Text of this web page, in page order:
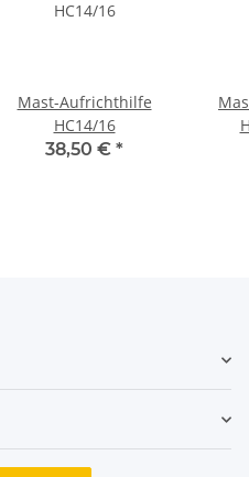
Mast-Aufrichthilfe
HC14/16
38,50 € *